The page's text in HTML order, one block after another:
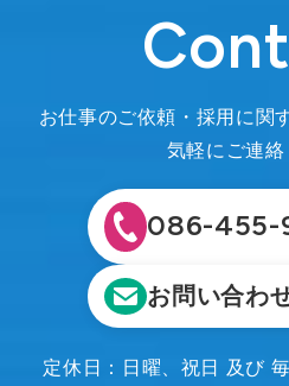
お仕事のご依頼・採用に関
気軽にご連
086-455-
お問い合わ
定休日：日曜、祝日 及び